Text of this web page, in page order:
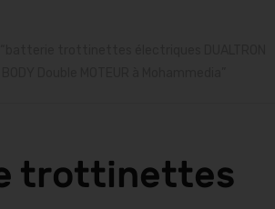
trottinettes